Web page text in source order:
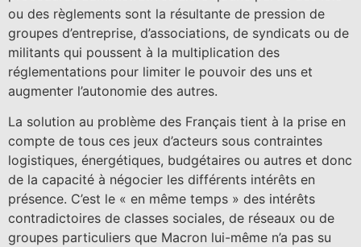
ou des règlements sont la résultante de pression de
groupes d’entreprise, d’associations, de syndicats ou de
militants qui poussent à la multiplication des
réglementations pour limiter le pouvoir des uns et
augmenter l’autonomie des autres.
La solution au problème des Français tient à la prise en
compte de tous ces jeux d’acteurs sous contraintes
logistiques, énergétiques, budgétaires ou autres et donc
de la capacité à négocier les différents intérêts en
présence. C’est le « en même temps » des intérêts
contradictoires de classes sociales, de réseaux ou de
groupes particuliers que Macron lui-même n’a pas su